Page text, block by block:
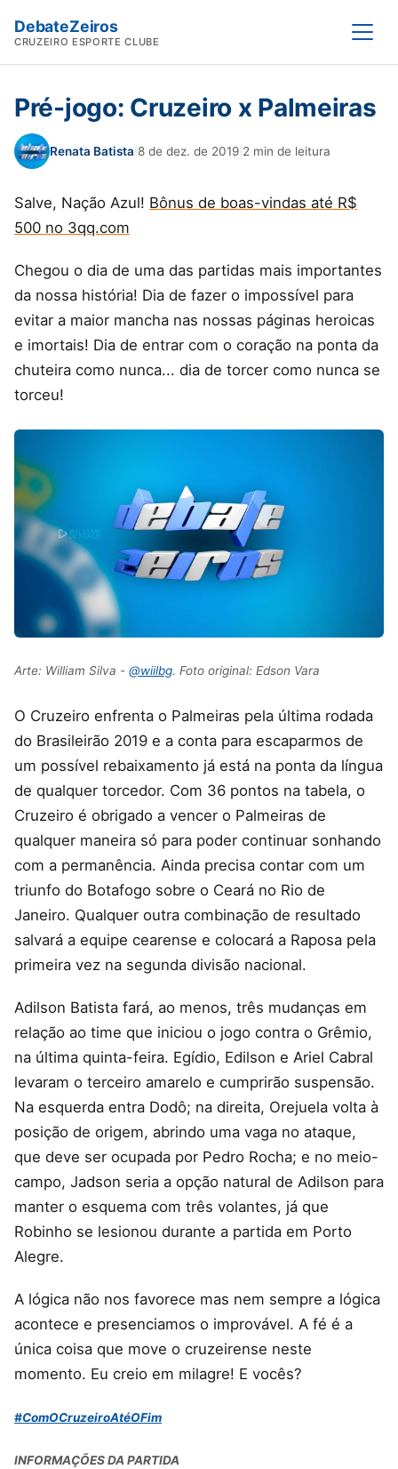
DebateZeiros
CRUZEIRO ESPORTE CLUBE Abrir
Pré-jogo: Cruzeiro x Palmeiras
Renata Batista 8 de dez. de 2019 2 min de leitura
Salve, Nação Azul! Bônus de boas-vindas até R$
500 no 3qq.com
Chegou o dia de uma das partidas mais importantes
da nossa história! Dia de fazer o impossível para
evitar a maior mancha nas nossas páginas heroicas
e imortais! Dia de entrar com o coração na ponta da
chuteira como nunca... dia de torcer como nunca se
torceu!
Arte: William Silva - @wiilbg. Foto original: Edson Vara
O Cruzeiro enfrenta o Palmeiras pela última rodada
do Brasileirão 2019 e a conta para escaparmos de
um possível rebaixamento já está na ponta da língua
de qualquer torcedor. Com 36 pontos na tabela, o
Cruzeiro é obrigado a vencer o Palmeiras de
qualquer maneira só para poder continuar sonhando
com a permanência. Ainda precisa contar com um
triunfo do Botafogo sobre o Ceará no Rio de
Janeiro. Qualquer outra combinação de resultado
salvará a equipe cearense e colocará a Raposa pela
primeira vez na segunda divisão nacional.
Adilson Batista fará, ao menos, três mudanças em
relação ao time que iniciou o jogo contra o Grêmio,
na última quinta-feira. Egídio, Edilson e Ariel Cabral
levaram o terceiro amarelo e cumprirão suspensão.
Na esquerda entra Dodô; na direita, Orejuela volta à
posição de origem, abrindo uma vaga no ataque,
que deve ser ocupada por Pedro Rocha; e no meio-
campo, Jadson seria a opção natural de Adilson para
manter o esquema com três volantes, já que
Robinho se lesionou durante a partida em Porto
Alegre.
A lógica não nos favorece mas nem sempre a lógica
acontece e presenciamos o improvável. A fé é a
única coisa que move o cruzeirense neste
momento. Eu creio em milagre! E vocês?
#ComOCruzeiroAtéOFim
INFORMAÇÕES DA PARTIDA